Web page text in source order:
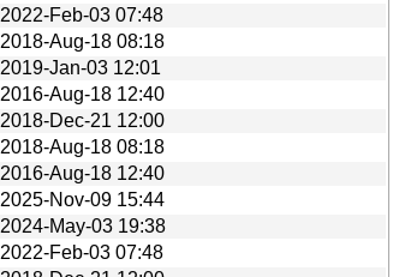
2022-Feb-03 07:48
2018-Aug-18 08:18
2019-Jan-03 12:01
2016-Aug-18 12:40
2018-Dec-21 12:00
2018-Aug-18 08:18
2016-Aug-18 12:40
2025-Nov-09 15:44
2024-May-03 19:38
2022-Feb-03 07:48